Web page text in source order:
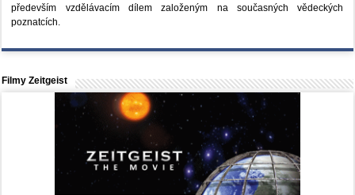
především vzdělávacím dílem založeným na současných vědeckých
poznatcích.
Filmy Zeitgeist